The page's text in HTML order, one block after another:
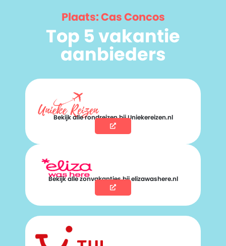
Plaats: Cas Concos
Top 5 vakantie
aanbieders
Bekijk alle rondreizen bij Uniekereizen.nl
Bekijk alle zonvakanties bij elizawashere.nl